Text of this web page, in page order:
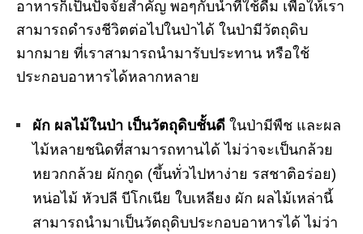
อาหารก็เป็นปัจจัยสำคัญ พอๆกับน้ำที่ใช้ดื่ม เพื่อให้เรา
สามารถดำรงชีวิตต่อไปในป่าได้ ในป่ามีวัตถุดิบ
มากมาย ที่เราสามารถนำมารับประทาน หรือใช้
ประกอบอาหารได้หลากหลาย
ผัก ผลไม้ในป่า เป็นวัตถุดิบชั้นดี ในป่ามีพืช และผล
ไม้หลายชนิดที่สามารถทานได้ ไม่ว่าจะเป็นกล้วย
หยวกกล้วย ผักกูด (ขึ้นทั่วไปหาง่าย รสชาติอร่อย)
หน่อไม้ หัวปลี บีโกเนีย ใบเหลียง ผัก ผลไม้เหล่านี้
สามารถนำมาเป็นวัตถุดิบประกอบอาหารได้ ไม่ว่า